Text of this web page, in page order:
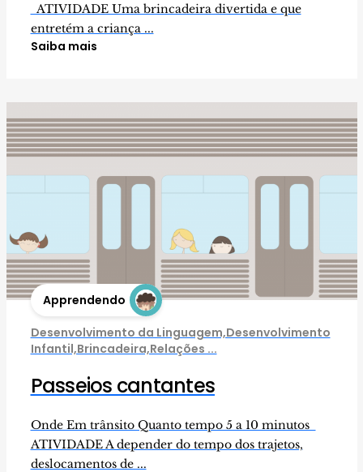
ATIVIDADE Uma brincadeira divertida e que
entretém a criança ...
Saiba mais
Apprendendo
Desenvolvimento da Linguagem,Desenvolvimento
Infantil,Brincadeira,Relações ...
Passeios cantantes
Onde Em trânsito Quanto tempo 5 a 10 minutos
ATIVIDADE A depender do tempo dos trajetos,
deslocamentos de ...